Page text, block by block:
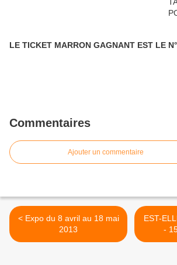
LE TICKET MARRON GAGNANT EST LE
Commentaires
Ajouter un commentaire
< Expo du 8 avril au 18 mai
2013
EST-